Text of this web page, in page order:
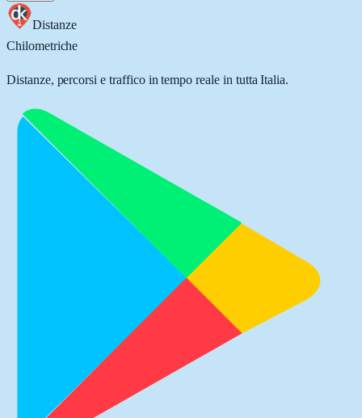
Distanze
Chilometriche
Distanze, percorsi e traffico in tempo reale in tutta Italia.